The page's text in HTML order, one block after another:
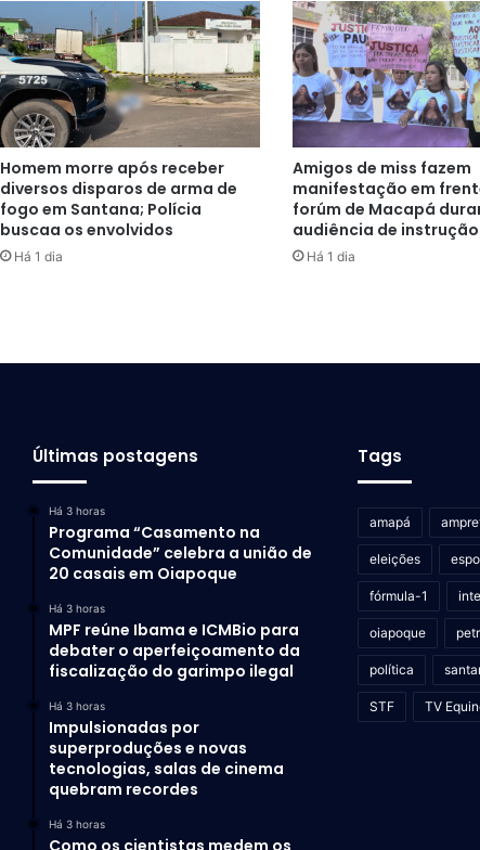
Homem morre após receber
diversos disparos de arma de
fogo em Santana; Polícia
buscaa os envolvidos
Há 1 dia
Amigos de miss fazem
manifestação em
forúm de Macapá
audiência de instrução
Há 1 dia
Últimas postagens
Há 3 horas
Programa “Casamento na
Comunidade” celebra a união de
20 casais em Oiapoque
Há 3 horas
MPF reúne Ibama e ICMBio para
debater o aperfeiçoamento da
fiscalização do garimpo ilegal
Há 3 horas
Impulsionadas por
superproduções e novas
tecnologias, salas de cinema
quebram recordes
Há 3 horas
Como os cientistas medem os
Tags
amapá
eleições
fórmula-1
oiapoque
política
STF TV